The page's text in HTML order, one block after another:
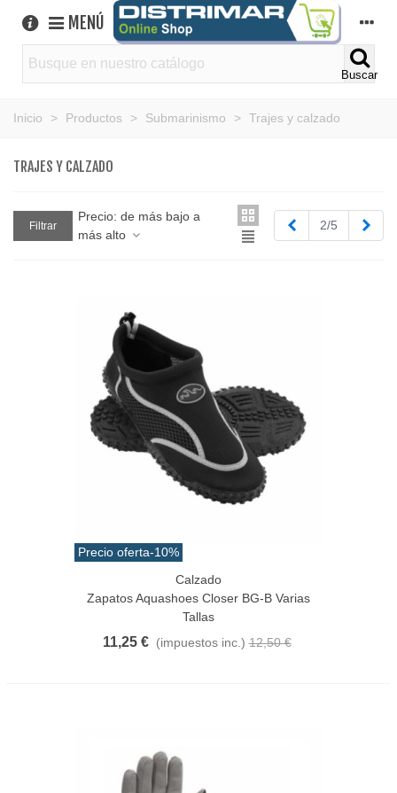
MENÚ
Buscar
Inicio > Productos > Submarinismo > Trajes y calzado
TRAJES Y CALZADO
Filtrar
Precio: de más bajo a
más alto
Anterior
2/5
Precio oferta-10%
Calzado
Zapatos Aquashoes Closer BG-B Varias
Tallas
11,25 € (impuestos inc.) 12,50 €